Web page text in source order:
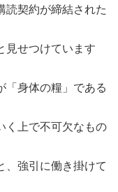
読契約が締結された
見せつけています
「身体の糧」である
く上で不可欠なもの
、強引に働き掛けて